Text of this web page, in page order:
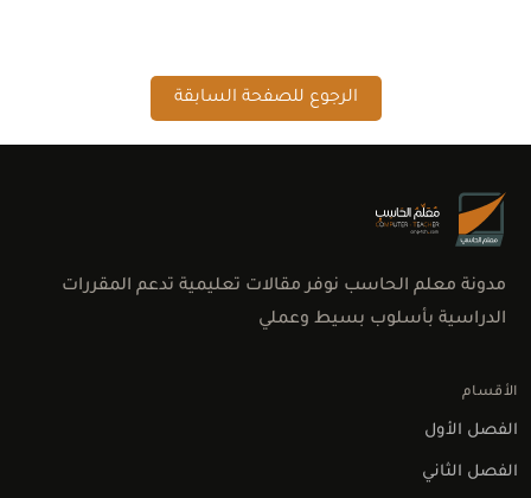
الرجوع للصفحة السابقة
مدونة معلم الحاسب نوفر مقالات تعليمية تدعم المقررات
الدراسية بأسلوب بسيط وعملي
الأقسام
الفصل الأول
الفصل الثاني